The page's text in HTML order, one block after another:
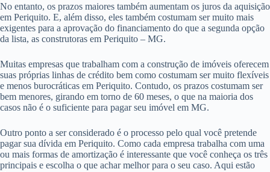
No entanto, os prazos maiores também aumentam os juros da aquisição
em Periquito. E, além disso, eles também costumam ser muito mais
exigentes para a aprovação do financiamento do que a segunda opção
da lista, as construtoras em Periquito – MG.
Muitas empresas que trabalham com a construção de imóveis oferecem
suas próprias linhas de crédito bem como costumam ser muito flexíveis
e menos burocráticas em Periquito. Contudo, os prazos costumam ser
bem menores, girando em torno de 60 meses, o que na maioria dos
casos não é o suficiente para pagar seu imóvel em MG.
Outro ponto a ser considerado é o processo pelo qual você pretende
pagar sua dívida em Periquito. Como cada empresa trabalha com uma
ou mais formas de amortização é interessante que você conheça os três
principais e escolha o que achar melhor para o seu caso. Aqui estão